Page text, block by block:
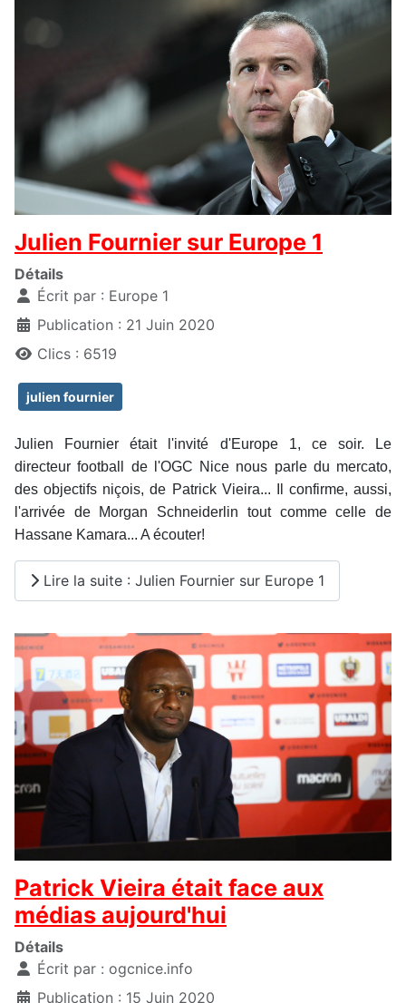
Julien Fournier sur Europe 1
Détails
Écrit par : Europe 1
Publication : 21 Juin 2020
Clics : 6519
julien fournier
Julien Fournier était l'invité d'Europe 1, ce soir. Le
directeur football de l'OGC Nice nous parle du mercato,
des objectifs niçois, de Patrick Vieira... Il confirme, aussi,
l'arrivée de Morgan Schneiderlin tout comme celle de
Hassane Kamara... A écouter!
Lire la suite : Julien Fournier sur Europe 1
Patrick Vieira était face aux
médias aujourd'hui
Détails
Écrit par : ogcnice.info
Publication : 15 Juin 2020